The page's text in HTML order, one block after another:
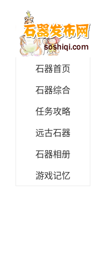
石器首页
石器综合
任务攻略
远古石器
石器相册
游戏记忆